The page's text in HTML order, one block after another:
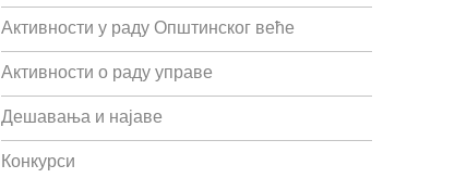
Активности у раду Општинског веће
Активности о раду управе
Дешавања и најаве
Конкурси